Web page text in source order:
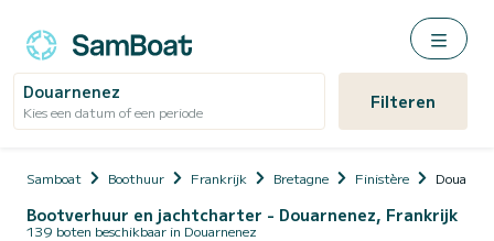
Douarnenez
Kies een datum of een periode Filteren
Samboat Boothuur Frankrijk Bretagne Finistère
Bootverhuur en jachtcharter - Douarnenez, Frankrijk
139 boten beschikbaar in Douarnenez